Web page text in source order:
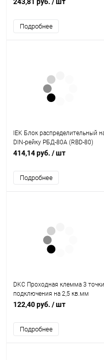
Подробнее
IEK Блок распределительный
DIN-рейку РБД-80А (RBD-80)
414,14 руб. / шт
Подробнее
DKC Проходная клемма 3 точки
подключения на 2,5 кв.мм
синяя (ZEFC210BL)
122,40 руб. / шт
Подробнее